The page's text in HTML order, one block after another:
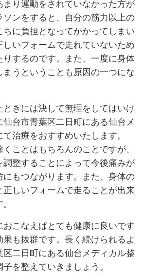
足首などを傷めてし
ん。身体を壊してし
で、そうならないよ
じたときの治療など
らあまり運動をされ
マラソンをすると、
ちこちに負担となっ
、正しいフォームで
きたりするのです。
せてしまうということ
じたときには決して